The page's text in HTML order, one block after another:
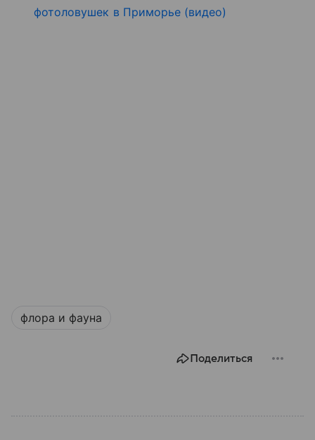
фотоловушек в Приморье (видео)
флора и фауна
Поделиться